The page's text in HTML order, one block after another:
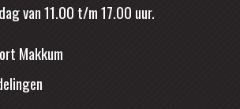
van 11.00 t/m 17.00 uur.
Makkum